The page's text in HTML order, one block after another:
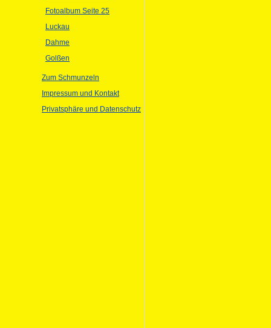
Fotoalbum Seite 25
Luckau
Dahme
Golßen
Zum Schmunzeln
Impressum und Kontakt
Privatsphäre und Datenschutz